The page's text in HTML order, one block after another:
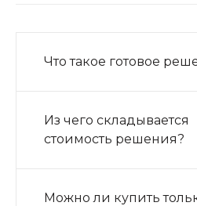
Что такое готовое
Из чего складывается
стоимость решения?
Можно ли купить